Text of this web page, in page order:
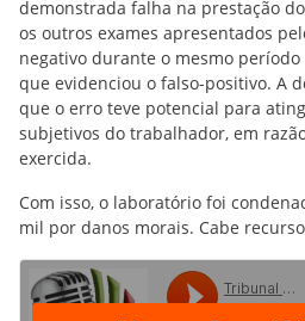
demonstrada falha na prestação
os outros exames apresentados
negativo durante o mesmo
que evidenciou o falso-positivo. A
que o erro teve potencial para
subjetivos do trabalhador, em
exercida.
Com isso, o laboratório foi
mil por danos morais. Cabe